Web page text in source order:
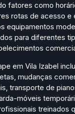
fatores como
rotas de acesso
equipamentos
para diferentes
em Vila Izabel
mudanças
transporte de
móveis
treinados